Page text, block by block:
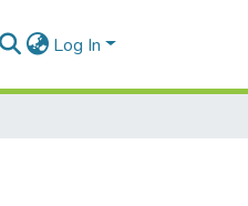
Log In